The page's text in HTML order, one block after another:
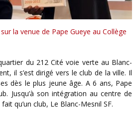
la venue de Pape Gueye au Collège
il s’est dirigé vers le club de la ville. Il
dès le plus jeune âge. A 6 ans, Pape
Jusqu’à son intégration au centre de
qu’un club, Le Blanc-Mesnil SF.